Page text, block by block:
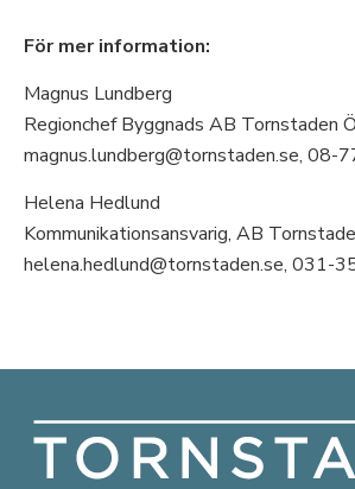
För mer information:
Magnus Lundberg
Regionchef Byggnads AB Tornstaden
magnus.lundberg@tornstaden.se, 08-
Helena Hedlund
Kommunikationsansvarig, AB
helena.hedlund@tornstaden.se, 031-